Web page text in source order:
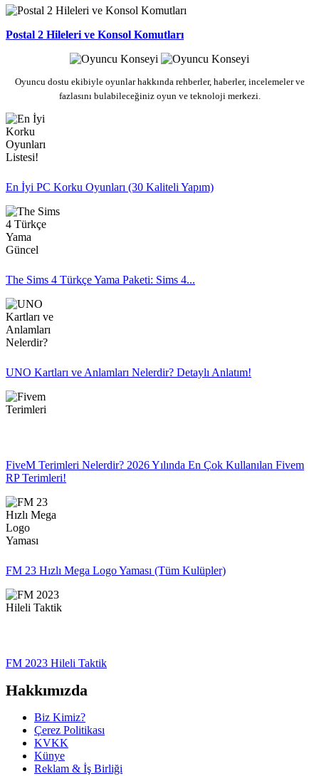
Postal 2 Hileleri ve Konsol Komutları
Oyuncu dostu ekibiyle oyunlar hakkında rehberler, haberler, incelemeler ve
fazlasını bulabileceğiniz oyun ve teknoloji merkezi.
En İyi PC Korku Oyunları (30 Kaliteli Yapım)
The Sims 4 Türkçe Yama Paketi: Sims 4...
UNO Kartları ve Anlamları Nelerdir? Detaylı Anlatım!
FiveM Terimleri Nelerdir? 2026 Yılında En Çok Kullanılan Fivem
RP Terimleri!
FM 23 Hızlı Mega Logo Yaması (Tüm Kulüpler)
FM 2023 Hileli Taktik
Hakkımızda
Biz Kimiz?
Çerez Politikası
KVKK
Künye
Reklam & İş Birliği